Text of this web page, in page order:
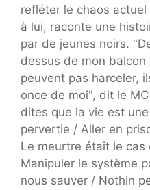
refléter le chaos
à lui, raconte une
par de jeunes noirs.
dessus de mon balcon
peuvent pas harceler,
once de moi", dit le
dites que la vie est
pervertie / Aller en
Le meurtre était le
Manipuler le système
nous sauver / Nothin